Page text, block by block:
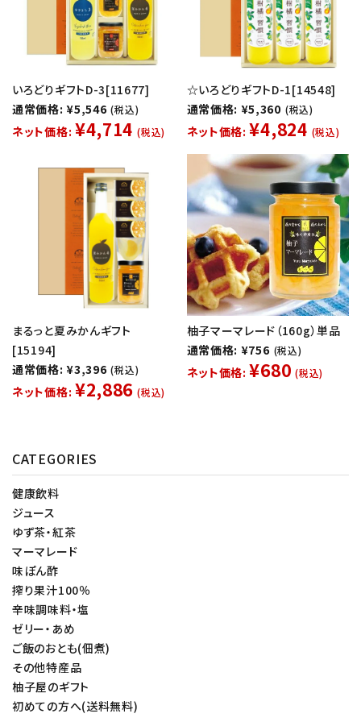
いろどりギフトD-3[11677]
通常価格: ¥5,546 (税込)
ネット価格: ¥4,714 (税込)
☆いろどりギフトD-1[14548]
通常価格: ¥5,360 (税込)
ネット価格: ¥4,824 (税込)
まるっと夏みかんギフト
[15194]
通常価格: ¥3,396 (税込)
ネット価格: ¥2,886 (税込)
柚子マーマレード（160g）単品
通常価格: ¥756 (税込)
ネット価格: ¥680 (税込)
CATEGORIES
健康飲料
ジュース
ゆず茶・紅茶
マーマレード
味ぽん酢
搾り果汁100％
辛味調味料・塩
ゼリー・あめ
ご飯のおとも(佃煮)
その他特産品
柚子屋のギフト
初めての方へ(送料無料)